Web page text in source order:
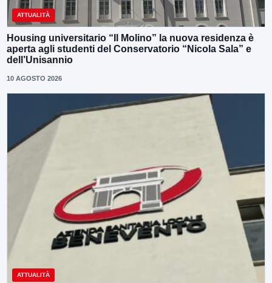
ATTUALITÀ
Housing universitario “Il Molino” la nuova residenza è
aperta agli studenti del Conservatorio “Nicola Sala” e
dell’Unisannio
10 AGOSTO 2026
ATTUALITÀ